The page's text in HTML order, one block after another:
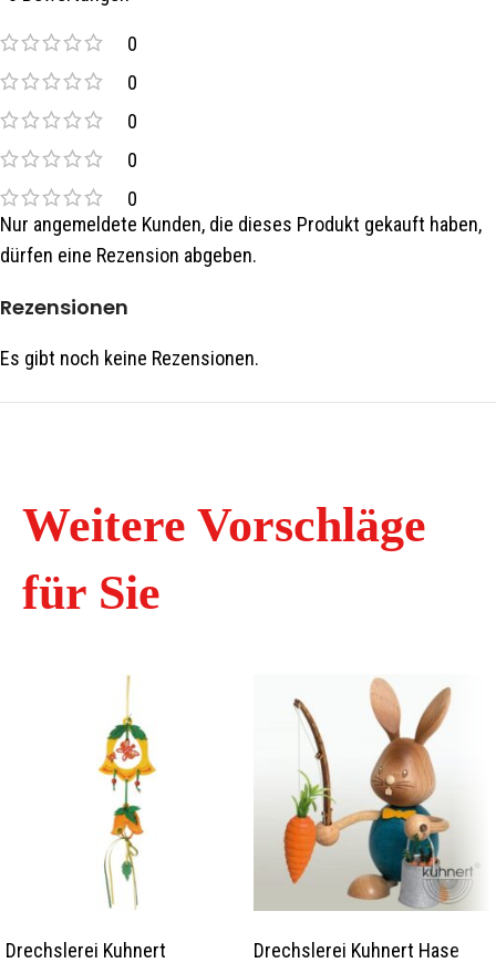
0
0
0
0
0
Rezensionen
Es gibt noch keine Rezensionen.
Nur angemeldete Kunden, die dieses Produkt gekauft haben,
dürfen eine Rezension abgeben.
Weitere Vorschläge
für Sie
Drechslerei Kuhnert
Drechslerei Kuhnert Hase